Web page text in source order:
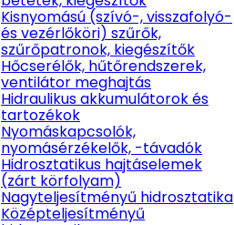
Kisnyomású (szívó-, visszafolyó-
és vezérlőköri) szűrők,
szűrőpatronok, kiegészítők
Hőcserélők, hűtőrendszerek,
ventilátor meghajtás
Hidraulikus akkumulátorok és
tartozékok
Nyomáskapcsolók,
nyomásérzékelők, -távadók
Hidrosztatikus hajtáselemek
(zárt körfolyam)
Nagyteljesítményű hidrosztatika
Középteljesítményű